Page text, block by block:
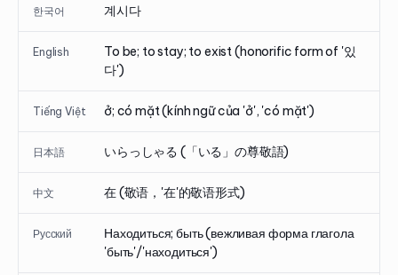
한국어 계시다
English
To be; to stay; to exist (honorific form of '있
다')
Tiếng Việt ở; có mặt (kính ngữ của 'ở', 'có mặt')
日本語 いらっしゃる (「いる」の尊敬語)
中文 在 (敬语，'在'的敬语形式)
Русский
Находиться; быть (вежливая форма глагола
'быть'/'находиться')